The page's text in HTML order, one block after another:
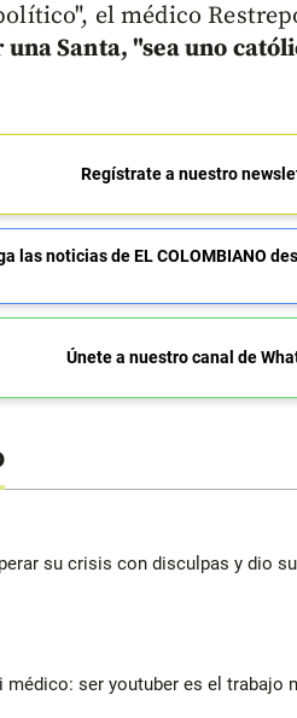
el médico
Santa, "sea uno
Regístrate a nuestro
las noticias de EL COLOMBIANO
Únete a nuestro canal de
su crisis con disculpas y dio
médico: ser youtuber es el trabajo